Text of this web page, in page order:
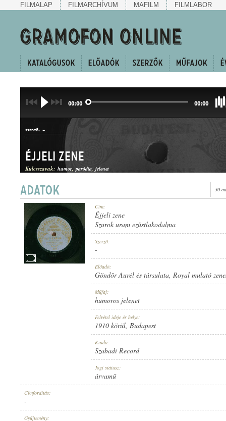
FILMALAP FILMARCHÍVUM MAFILM FILMLABOR
00:00 00:00
SZERZŐ: -
HUMOROS JELENET
1910 KÖRÜL
Éjjeli zene
Kulcsszavak: humor paródia jelenet
30
Cím:
Éjjeli zene
Szurok uram ezüstlakodalma
Szerző:
-
Előadó:
Göndör Aurél és társulata, Royal mulató
Műfaj:
humoros jelenet
Felvétel ideje és helye:
1910 körül, Budapest
Kiadó:
Szabadi Record
Jogi státusz:
árvamű
Címfordítás:
-
Gyűjtemény: